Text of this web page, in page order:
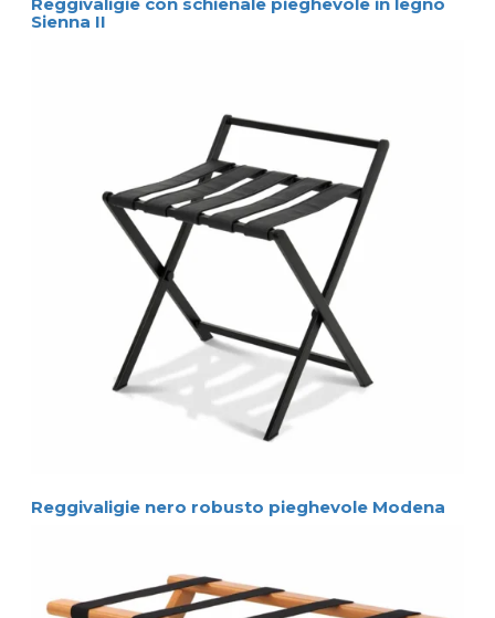
Reggivaligie con schienale pieghevole in legno
Sienna II
Reggivaligie nero robusto pieghevole Modena